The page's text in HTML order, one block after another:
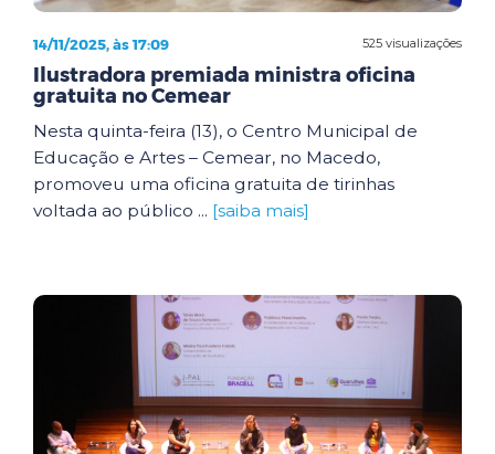
525 visualizações
14/11/2025, às 17:09
Ilustradora premiada ministra oficina
gratuita no Cemear
Nesta quinta-feira (13), o Centro Municipal de
Educação e Artes – Cemear, no Macedo,
promoveu uma oficina gratuita de tirinhas
voltada ao público ... [saiba mais]